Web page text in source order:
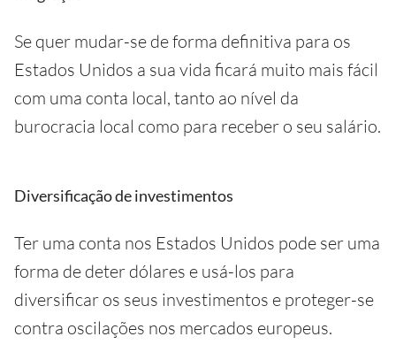
Se quer mudar-se de forma definitiva para os
Estados Unidos a sua vida ficará muito mais fácil
com uma conta local, tanto ao nível da
burocracia local como para receber o seu salário.
Diversificação de investimentos
Ter uma conta nos Estados Unidos pode ser uma
forma de deter dólares e usá-los para
diversificar os seus investimentos e proteger-se
contra oscilações nos mercados europeus.